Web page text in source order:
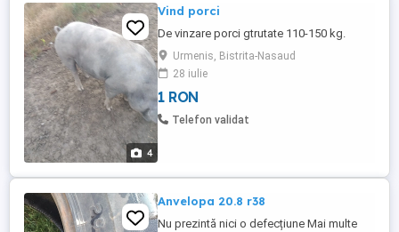
4
Vind porci
De vinzare porci gtrutate 110-150 kg.
Urmenis, Bistrita-Nasaud
28 iulie
1 RON
Telefon validat
Anvelopa 20.8 r38
Nu prezintă nici o defecțiune Mai multe